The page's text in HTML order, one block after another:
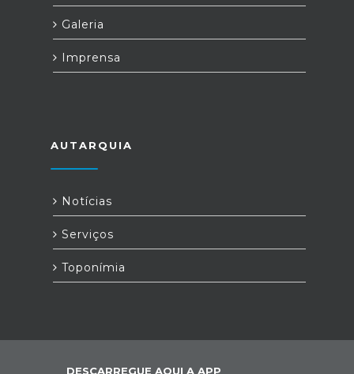
Galeria
Imprensa
AUTARQUIA
Notícias
Serviços
Toponímia
DESCARREGUE AQUI A APP